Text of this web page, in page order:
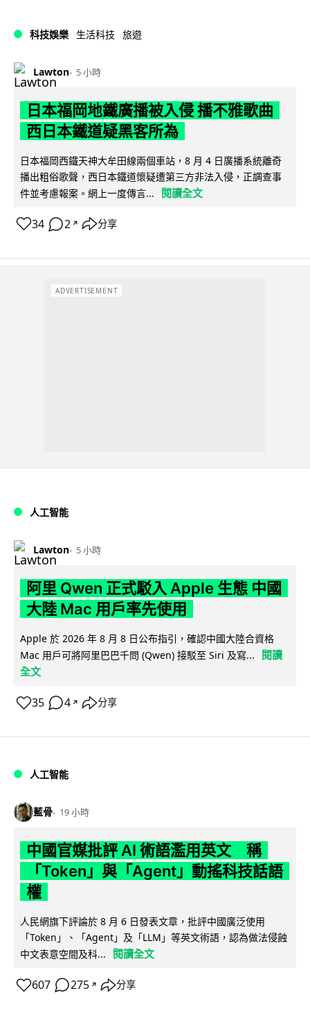
科技娛樂 生活科技 旅遊
Lawton 5 小時
日本福岡地鐵廣播被入侵 播不雅歌曲
西日本鐵道疑黑客所為
日本福岡西鐵天神大牟田線兩個車站，8 月 4 日廣播系統離奇
播出粗俗歌聲，西日本鐵道懷疑遭第三方非法入侵，正調查事
件並考慮報案。網上一度傳言...
閱讀全文
34 2 ↗ 分享
ADVERTISEMENT
人工智能
Lawton 5 小時
阿里 Qwen 正式駁入 Apple 生態 中國
大陸 Mac 用戶率先使用
Apple 於 2026 年 8 月 8 日公布指引，確認中國大陸合資格
Mac 用戶可將阿里巴巴千問 (Qwen) 接駁至 Siri 及寫...
閱讀
全文
35 4 ↗ 分享
人工智能
藍骨 19 小時
中國官媒批評 AI 術語濫用英文 稱
「Token」與「Agent」動搖科技話語
權
人民網旗下評論於 8 月 6 日發表文章，批評中國廣泛使用
「Token」、「Agent」及「LLM」等英文術語，認為做法侵蝕
中文表意空間及科...
閱讀全文
607 275 ↗ 分享